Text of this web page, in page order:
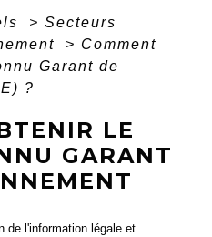
> Secteurs
> Comment
Garant de
?
LE
GARANT
de l'information légale et